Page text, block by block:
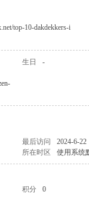
top-10-dakdekkers-i
生日
-
最后访问
2024-6-22
所在时区 使用系统
积分
0